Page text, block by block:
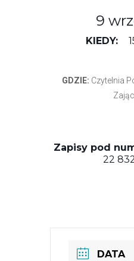
9
KIEDY:
GDZIE: Czytelnia
Zapisy pod
22
DATA